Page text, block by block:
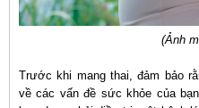
(Ảnh
Trước khi mang thai, đảm bảo
về các vấn đề sức khỏe của